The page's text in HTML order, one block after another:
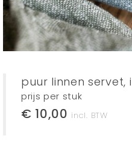
puur linnen servet,
prijs per stuk
€ 10,00 incl. BTW